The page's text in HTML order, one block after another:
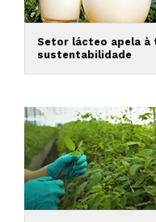
Setor lácteo apela à
sustentabilidade